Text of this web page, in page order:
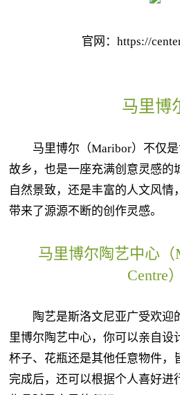
官网：https://
马里博
马里博尔（Maribor）不仅是
故乡，也是一座充满创意灵感的
自然景致，还是丰富的人文风情
带来了源源不断的创作灵感。
马里博尔陶艺中心（
Centre）
陶艺是斯洛文尼亚广受欢迎
里博尔陶艺中心，你可以亲自设
杯子、花瓶还是其他任意物件，
完成后，还可以根据个人喜好进